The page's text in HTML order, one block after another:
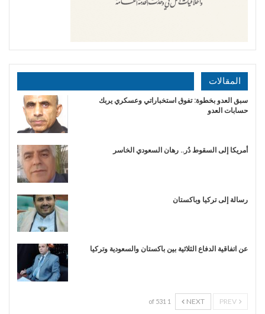
المقالات
سبق العدو بخطوة: تفوق استخباراتي وعسكري يربك
حسابات العدو
أمريكا إلى السقوط دُر.. رهان السعودي الخاسر
رسالة إلى تركيا وباكستان
عن اتفاقية الدفاع الثلاثية بين باكستان والسعودية وتركيا
NEXT
1 of 531